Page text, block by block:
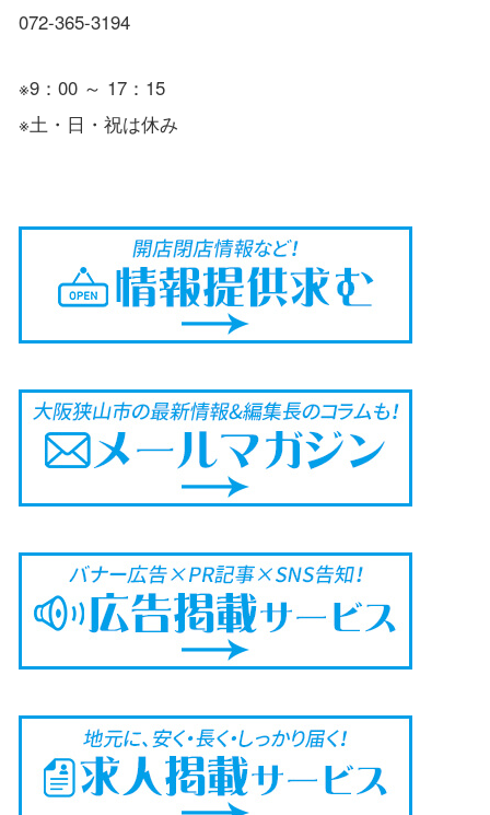
072-365-3194
※9：00 ～ 17：15
※土・日・祝は休み